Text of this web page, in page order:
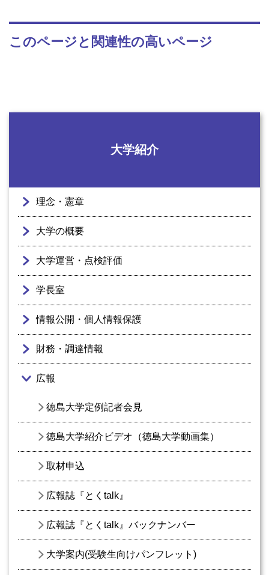
このページと関連性の高いページ
大学紹介
理念・憲章
大学の概要
大学運営・点検評価
学長室
情報公開・個人情報保護
財務・調達情報
広報
徳島大学定例記者会見
徳島大学紹介ビデオ（徳島大学動画集）
取材申込
広報誌『とくtalk』
広報誌『とくtalk』バックナンバー
大学案内(受験生向けパンフレット)